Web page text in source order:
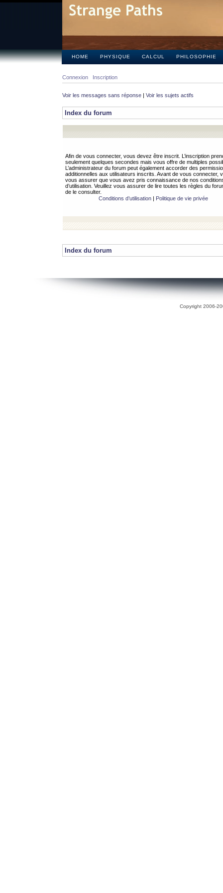
HOME PHYSIQUE CALCUL PHILOSOPHIE
Connexion Inscription
Voir les messages sans réponse | Voir les sujets actifs
Index du forum
Afin de vous connecter, vous devez être inscrit. L’inscription
seulement quelques secondes mais vous offre de multiples
L’administrateur du forum peut également accorder des
additionnelles aux utilisateurs inscrits. Avant de vous connecter,
vous assurer que vous avez pris connaissance de nos
d’utilisation. Veuillez vous assurer de lire toutes les règles du
de le consulter.
Conditions d’utilisation| Politique de vie privée
Index du forum
Copyright 2006-